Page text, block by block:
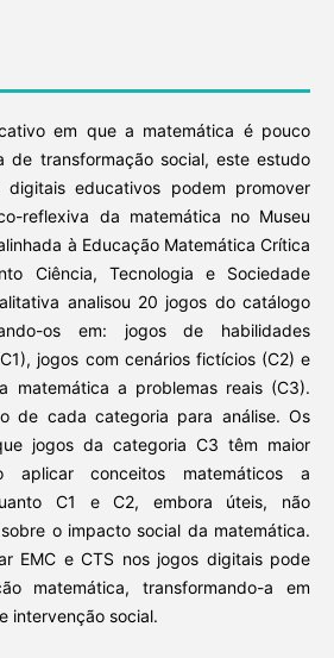
em que a matemática é pouco
de transformação social, este estudo
digitais educativos podem promover
reflexiva da matemática no Museu
à Educação Matemática Crítica
Ciência, Tecnologia e Sociedade
analisou 20 jogos do catálogo
os em: jogos de habilidades
jogos com cenários fictícios (C2) e
matemática a problemas reais (C3).
de cada categoria para análise. Os
jogos da categoria C3 têm maior
aplicar conceitos matemáticos a
C1 e C2, embora úteis, não
o impacto social da matemática.
EMC e CTS nos jogos digitais pode
matemática, transformando-a em
intervenção social.